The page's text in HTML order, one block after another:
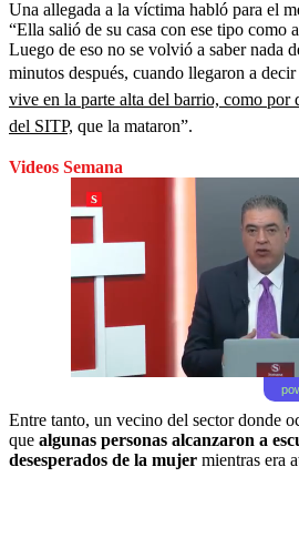
Una allegada a la víctima habló para el
“Ella salió de su casa con ese tipo como
Luego de eso no se volvió a saber nada
minutos después, cuando llegaron a
vive en la parte alta del barrio, como por
del SITP, que la mataron”.
Videos Semana
Entre tanto, un vecino del sector donde
que algunas personas alcanzaron a
desesperados de la mujer mientras era